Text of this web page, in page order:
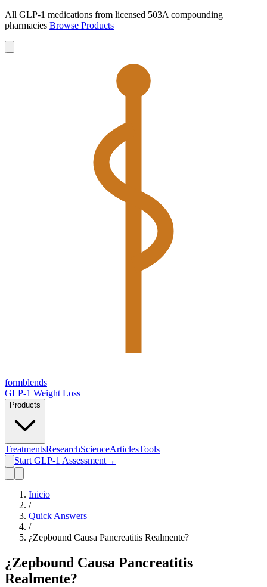
All GLP-1 medications from licensed 503A compounding
pharmacies Browse Products
formblends
GLP-1 Weight Loss
Products
TreatmentsResearchScienceArticlesTools
Start GLP-1 Assessment→
Inicio
/
Quick Answers
/
¿Zepbound Causa Pancreatitis Realmente?
¿Zepbound Causa Pancreatitis
Realmente?